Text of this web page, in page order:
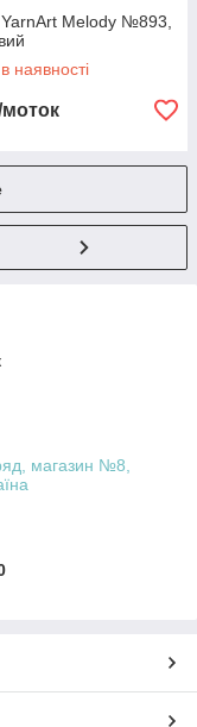
Melody №893,
наявності
магазин №8,